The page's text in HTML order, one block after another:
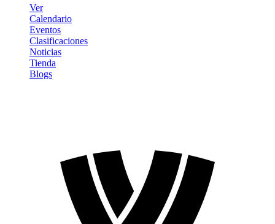
Ver
Calendario
Eventos
Clasificaciones
Noticias
Tienda
Blogs